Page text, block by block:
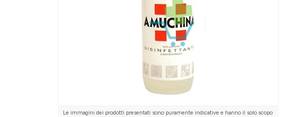
Le immagini dei prodotti presentati sono puramente indicative e hanno il solo scopo